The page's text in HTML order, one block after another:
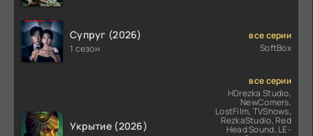
Супруг (2026)
1 сезон
все серии
SoftBox
Укрытие (2026)
все серии
HDrezka Studio,
NewComers,
LostFilm, TVShows,
RezkaStudio, Red
Head Sound, LE-